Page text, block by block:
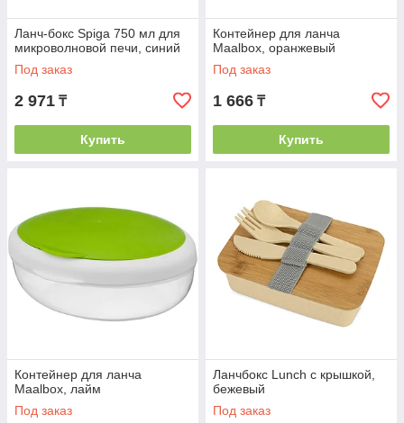
Ланч-бокс Spiga 750 мл для
микроволновой печи, синий
Под заказ
2 971 ₸
Купить
Контейнер для ланча
Maalbox, оранжевый
Под заказ
1 666 ₸
Купить
Контейнер для ланча
Maalbox, лайм
Под заказ
Ланчбокс Lunch с крышкой,
бежевый
Под заказ